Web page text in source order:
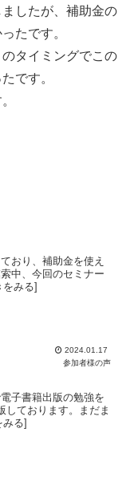
したが、補助金の
たです。
タイミングでこの
です。
おり、補助金を使え
中、今回のセミナー
みる]
2024.01.17
参加者様の声
子書籍出版の勉強を
しております。まだま
る]